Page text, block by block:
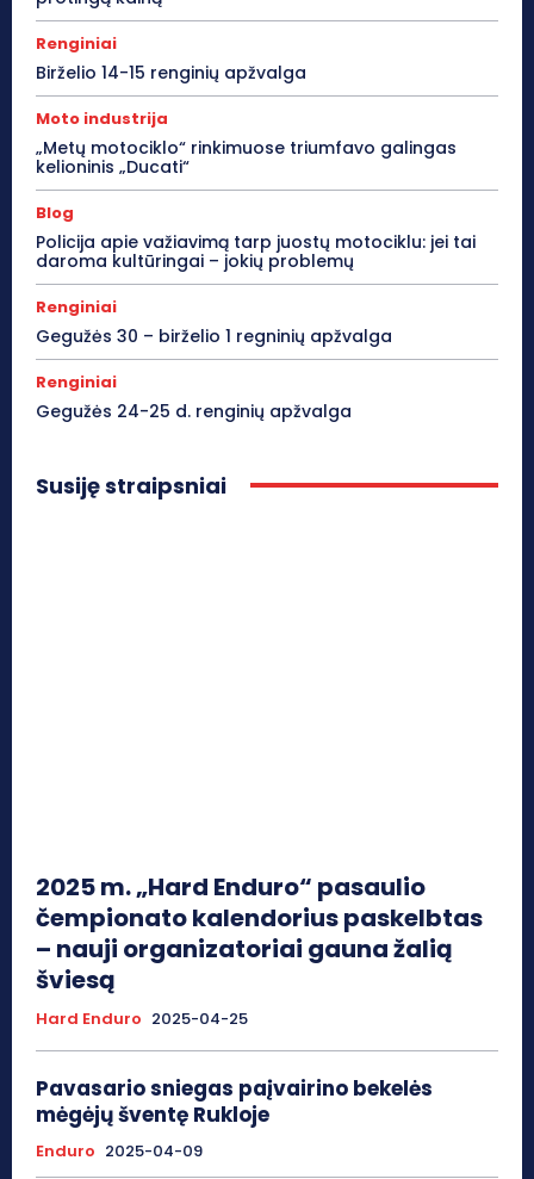
Renginiai
Birželio 14-15 renginių apžvalga
Moto industrija
„Metų motociklo“ rinkimuose triumfavo galingas
kelioninis „Ducati“
Blog
Policija apie važiavimą tarp juostų motociklu: jei tai
daroma kultūringai – jokių problemų
Renginiai
Gegužės 30 – birželio 1 regninių apžvalga
Renginiai
Gegužės 24-25 d. renginių apžvalga
Susiję straipsniai
2025 m. „Hard Enduro“ pasaulio
čempionato kalendorius paskelbtas
– nauji organizatoriai gauna žalią
šviesą
Hard Enduro 2025-04-25
Pavasario sniegas paįvairino bekelės
mėgėjų šventę Rukloje
Enduro 2025-04-09